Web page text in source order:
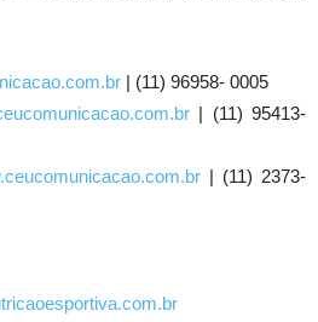
| (11) 96958- 0005
| (11) 95413-
| (11) 2373-